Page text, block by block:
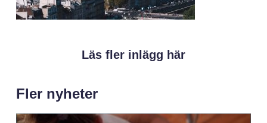
Läs fler inlägg här
Fler nyheter